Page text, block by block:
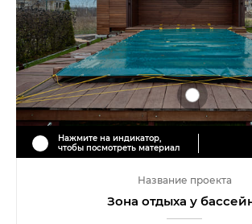
Нажмите на индикатор,
чтобы посмотреть материал
Название проекта
Зона отдыха у